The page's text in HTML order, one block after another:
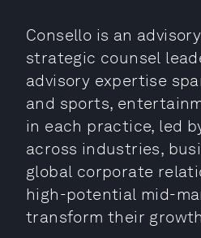
Consello is an
strategic counsel
advisory expertise
and sports,
in each practice, led
across industries,
global corporate
high-potential mid-
transform their